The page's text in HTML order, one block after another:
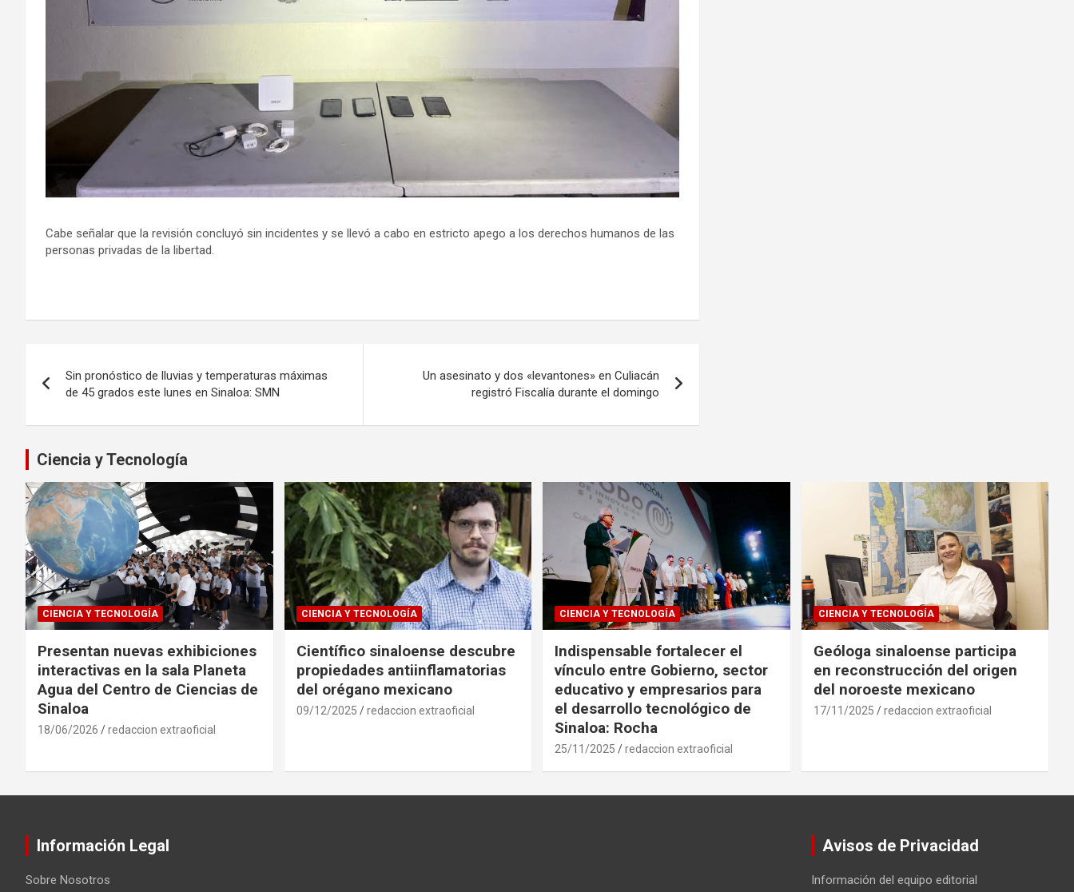
Cabe señalar que la revisión concluyó sin incidentes y se llevó a cabo en estricto apego a los derechos humanos de las
personas privadas de la libertad.
de
entradas
Sin pronóstico de lluvias y temperaturas máximas
de 45 grados este lunes en Sinaloa: SMN
Un asesinato y dos «levantones» en Culiacán
registró Fiscalía durante el domingo
Ciencia y Tecnología
CIENCIA Y TECNOLOGÍA
Presentan nuevas exhibiciones
interactivas en la sala Planeta
Agua del Centro de Ciencias de
Sinaloa
18/06/2026 redaccion extraoficial
CIENCIA Y TECNOLOGÍA
Científico sinaloense descubre
propiedades antiinflamatorias
del orégano mexicano
09/12/2025 redaccion extraoficial
CIENCIA Y TECNOLOGÍA
Indispensable fortalecer el
vínculo entre Gobierno, sector
educativo y empresarios para
el desarrollo tecnológico de
Sinaloa: Rocha
25/11/2025 redaccion extraoficial
CIENCIA Y TECNOLOGÍA
Geóloga sinaloense participa
en reconstrucción del origen
del noroeste mexicano
17/11/2025 redaccion extraoficial
Información Legal
Sobre Nosotros
Avisos de Privacidad
Información del equipo editorial